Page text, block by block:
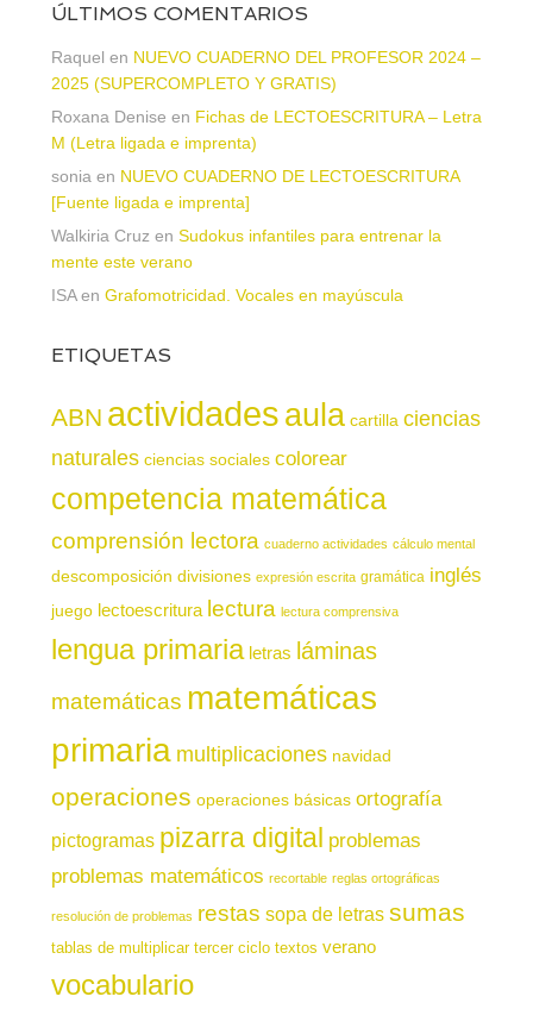
ÚLTIMOS COMENTARIOS
Raquel en NUEVO CUADERNO DEL PROFESOR 2024 –
2025 (SUPERCOMPLETO Y GRATIS)
Roxana Denise en Fichas de LECTOESCRITURA – Letra
M (Letra ligada e imprenta)
sonia en NUEVO CUADERNO DE LECTOESCRITURA
[Fuente ligada e imprenta]
Walkiria Cruz en Sudokus infantiles para entrenar la
mente este verano
ISAen Grafomotricidad. Vocales en mayúscula
ETIQUETAS
ABN actividadesaula cartilla ciencias
naturales ciencias sociales colorear
competencia matemática
comprensión lectora cuaderno actividades cálculo mental
descomposición divisiones expresión escrita gramática inglés
juego lectoescritura lectura lectura comprensiva
lengua primaria letras láminas
matemáticas matemáticas
primaria multiplicaciones navidad
operaciones operaciones básicas ortografía
pictogramas pizarra digital problemas
problemas matemáticos recortable reglas ortográficas
resolución de problemas restas sopa de letras sumas
tablas de multiplicar tercer ciclo textos verano
vocabulario